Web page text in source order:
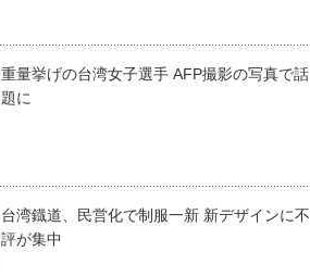
重量挙げの台湾女子選手 AFP撮影の写真で話
題に
台湾鐡道、民営化で制服一新 新デザインに不
評が集中